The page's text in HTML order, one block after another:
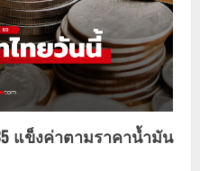
แข็งค่าตามราคาน้ำมัน